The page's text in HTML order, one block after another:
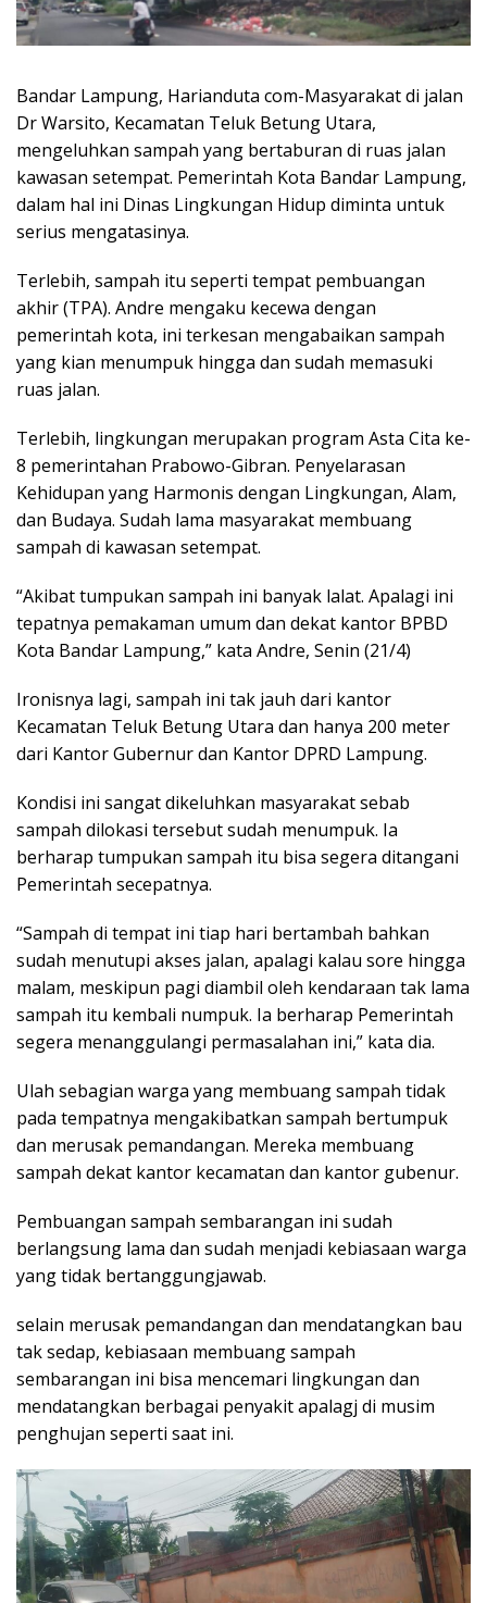
Bandar Lampung, Harianduta com-Masyarakat di jalan
Dr Warsito, Kecamatan Teluk Betung Utara,
mengeluhkan sampah yang bertaburan di ruas jalan
kawasan setempat. Pemerintah Kota Bandar Lampung,
dalam hal ini Dinas Lingkungan Hidup diminta untuk
serius mengatasinya.
Terlebih, sampah itu seperti tempat pembuangan
akhir (TPA). Andre mengaku kecewa dengan
pemerintah kota, ini terkesan mengabaikan sampah
yang kian menumpuk hingga dan sudah memasuki
ruas jalan.
Terlebih, lingkungan merupakan program Asta Cita ke-
8 pemerintahan Prabowo-Gibran. Penyelarasan
Kehidupan yang Harmonis dengan Lingkungan, Alam,
dan Budaya. Sudah lama masyarakat membuang
sampah di kawasan setempat.
“Akibat tumpukan sampah ini banyak lalat. Apalagi ini
tepatnya pemakaman umum dan dekat kantor BPBD
Kota Bandar Lampung,” kata Andre, Senin (21/4)
Ironisnya lagi, sampah ini tak jauh dari kantor
Kecamatan Teluk Betung Utara dan hanya 200 meter
dari Kantor Gubernur dan Kantor DPRD Lampung.
Kondisi ini sangat dikeluhkan masyarakat sebab
sampah dilokasi tersebut sudah menumpuk. Ia
berharap tumpukan sampah itu bisa segera ditangani
Pemerintah secepatnya.
“Sampah di tempat ini tiap hari bertambah bahkan
sudah menutupi akses jalan, apalagi kalau sore hingga
malam, meskipun pagi diambil oleh kendaraan tak lama
sampah itu kembali numpuk. Ia berharap Pemerintah
segera menanggulangi permasalahan ini,” kata dia.
Ulah sebagian warga yang membuang sampah tidak
pada tempatnya mengakibatkan sampah bertumpuk
dan merusak pemandangan. Mereka membuang
sampah dekat kantor kecamatan dan kantor gubenur.
Pembuangan sampah sembarangan ini sudah
berlangsung lama dan sudah menjadi kebiasaan warga
yang tidak bertanggungjawab.
selain merusak pemandangan dan mendatangkan bau
tak sedap, kebiasaan membuang sampah
sembarangan ini bisa mencemari lingkungan dan
mendatangkan berbagai penyakit apalagj di musim
penghujan seperti saat ini.